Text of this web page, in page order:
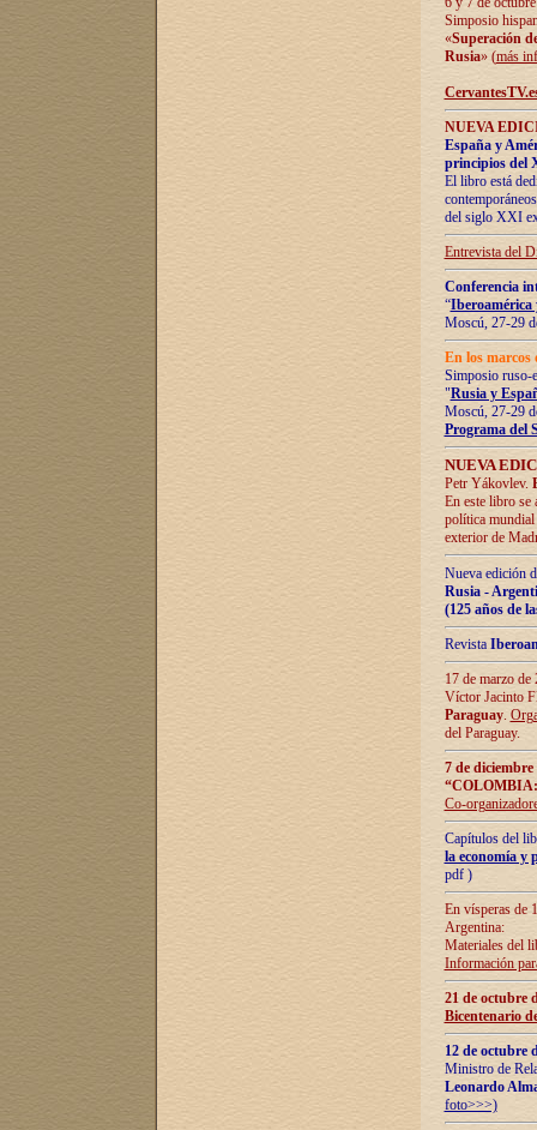
Simposio
«Superación
Rusia» (más
NUEVA
España y
principios del
El libro está
del siglo XXI
Entrevista del
Conferencia
“Iberoamérica
Moscú, 27-29
En los marcos
Simposio ruso-
"Rusia y
Moscú, 27-29
Programa del
NUEVA
Petr Yákovlev.
En este libro se
política mundial
exterior de
Nueva edición
Rusia -
(125 años de
Revista
17 de marzo
Víctor Jacinto
Paraguay.
del Paraguay.
7 de
Co-
Capítulos del
la economía y
pdf )
En vísperas de
Argentina:
Materiales del
Información
21 de octubre
Bicentenario
12 de octubre
Ministro de
Leonardo
foto>>>)